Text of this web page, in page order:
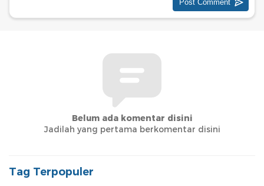
Belum ada komentar disini
Jadilah yang pertama berkomentar disini
Tag Terpopuler